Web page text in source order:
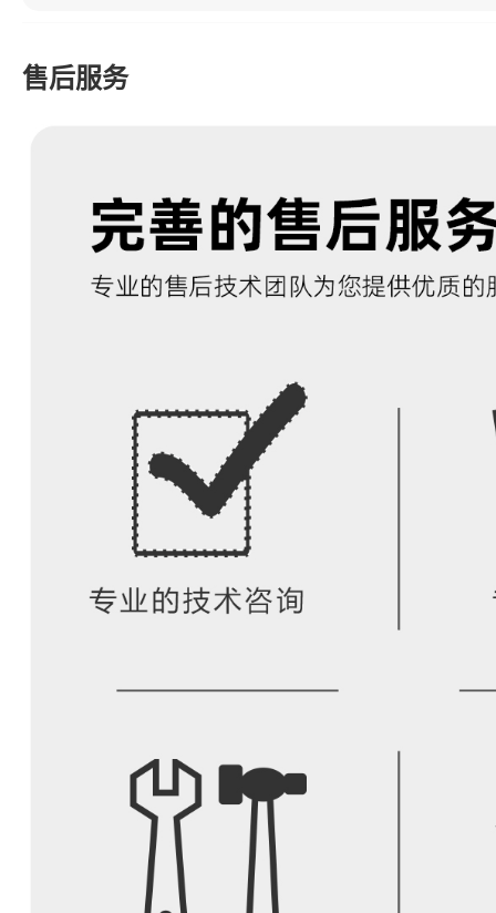
售后服务